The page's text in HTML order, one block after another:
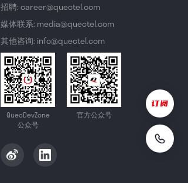
招聘: career@quectel.com
媒体联系: media@quectel.com
其他咨询: info@quectel.com
QuecDevZone
公众号
官方公众号